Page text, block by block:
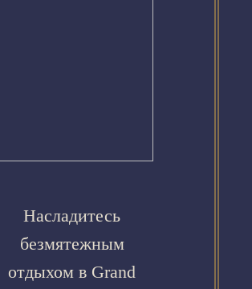
Насладитесь
безмятежным
отдыхом в Grand